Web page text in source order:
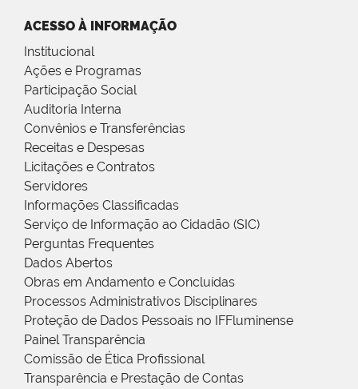
ACESSO À INFORMAÇÃO
Institucional
Ações e Programas
Participação Social
Auditoria Interna
Convênios e Transferências
Receitas e Despesas
Licitações e Contratos
Servidores
Informações Classificadas
Serviço de Informação ao Cidadão (SIC)
Perguntas Frequentes
Dados Abertos
Obras em Andamento e Concluídas
Processos Administrativos Disciplinares
Proteção de Dados Pessoais no IFFluminense
Painel Transparência
Comissão de Ética Profissional
Transparência e Prestação de Contas